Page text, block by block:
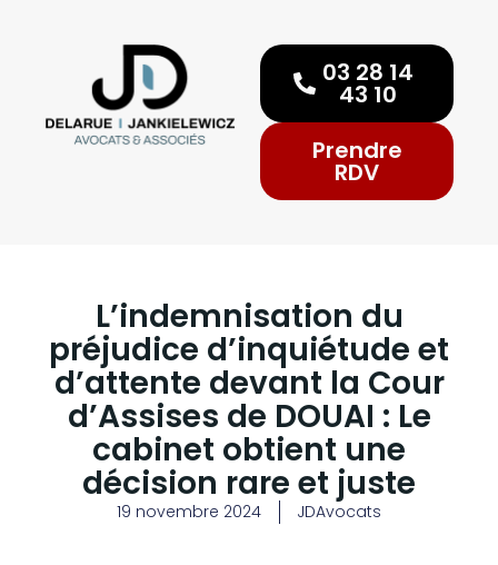
03 28 14
43 10
Prendre
RDV
L’indemnisation du
préjudice d’inquiétude et
d’attente devant la Cour
d’Assises de DOUAI : Le
cabinet obtient une
décision rare et juste
19 novembre 2024 JDAvocats